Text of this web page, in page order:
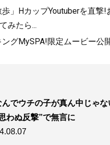
」HカップYoutuberを直撃
みたら...
グMySPA!限定ムービー公
んでウチの子が真ん中じゃ
わぬ反撃”で無言に